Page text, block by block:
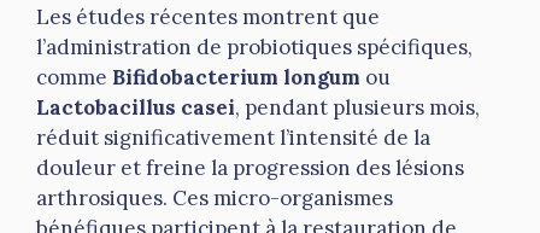
Les études récentes montrent que
l’administration de probiotiques spécifiques,
comme Bifidobacterium longum ou
Lactobacillus casei, pendant plusieurs mois,
réduit significativement l’intensité de la
douleur et freine la progression des lésions
arthrosiques. Ces micro-organismes